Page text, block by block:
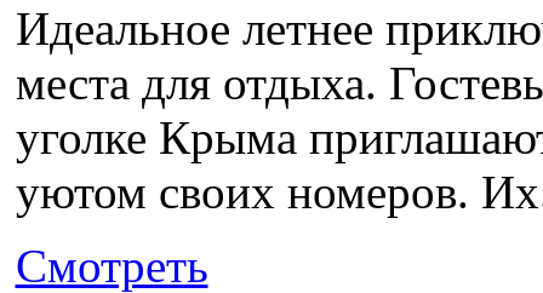
Идеальное летнее
места для отдыха.
уголке Крыма
уютом своих номеров.
Смотреть